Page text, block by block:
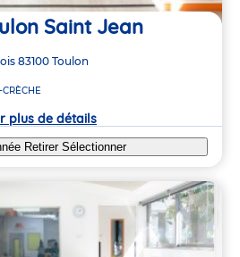
Saint Jean
83100 Toulon
plus de détails
Retirer Sélectionner